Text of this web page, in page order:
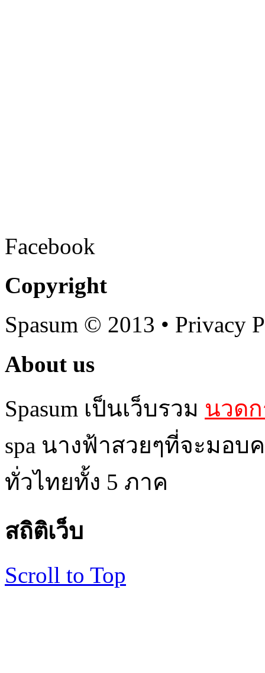
Facebook
Copyright
Spasum © 2013 • Privacy
About us
Spasum เป็นเว็บรวม นวด
spa นางฟ้าสวยๆที่จะมอ
ทั่วไทยทั้ง 5 ภาค
สถิติเว็บ
Scroll to Top